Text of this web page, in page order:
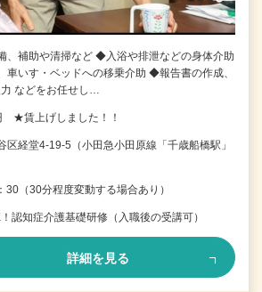
、補助や清掃など ◆入浴や排泄などの身体介助
いす・ベッドへの移乗介助 ◆報告書の作成、
などをお任せし…
★賃上げしました！！
区経堂4-19-5（小田急小田原線「千歳船橋駅」
30（30分程度変動する場合あり）
認知症介護基礎研修（入職後の受講可）
詳細を見る